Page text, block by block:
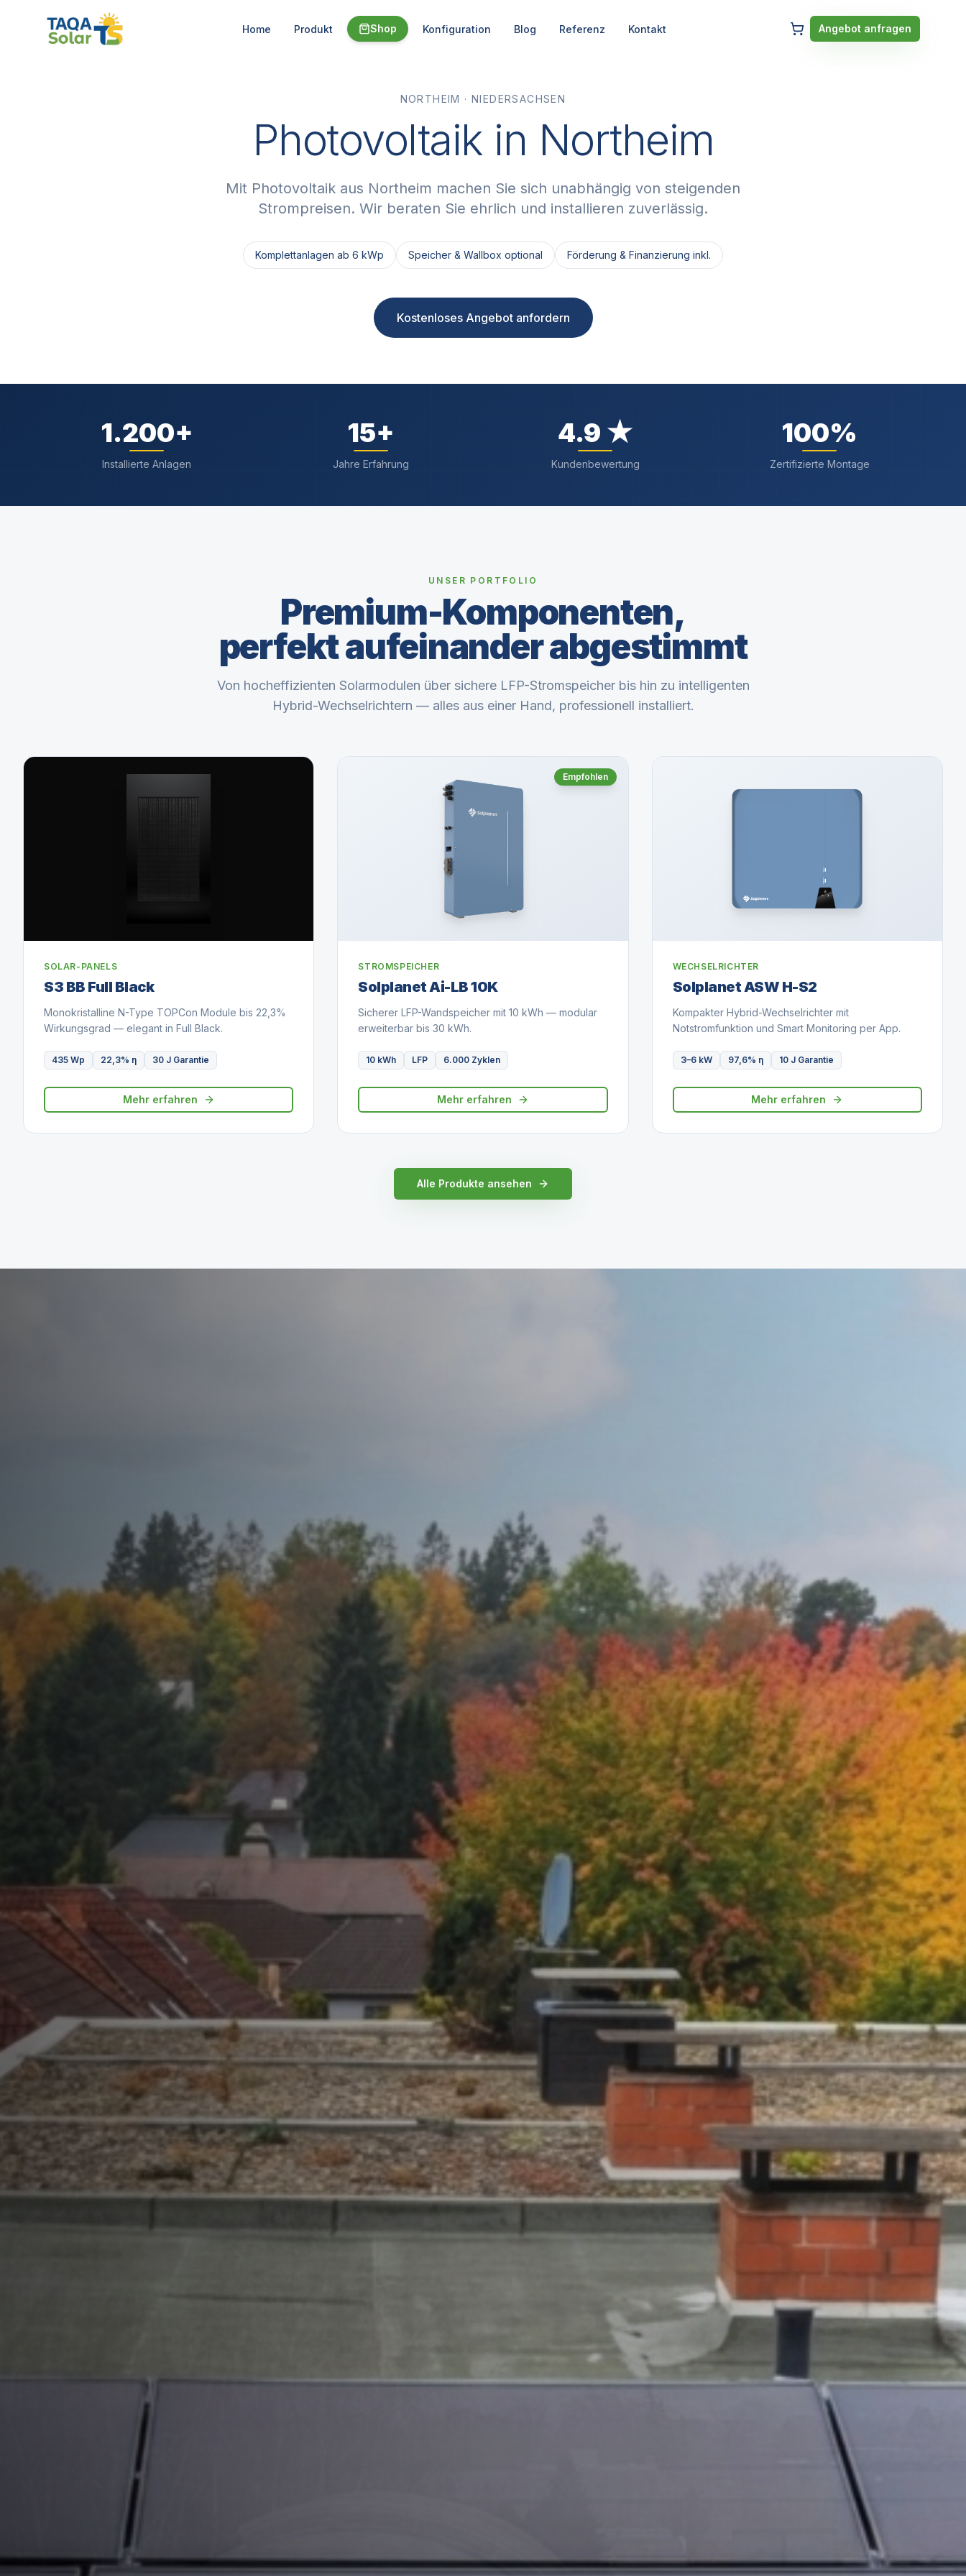
Home Produkt Shop Konfiguration Blog Referenz Kontakt Angebot anfragen
NORTHEIM ·NIEDERSACHSEN
Photovoltaik in Northeim
Mit Photovoltaik aus Northeim machen Sie sich unabhängig von steigenden
Strompreisen. Wir beraten Sie ehrlich und installieren zuverlässig.
Komplettanlagen ab 6 kWp Speicher & Wallbox optional Förderung & Finanzierung inkl.
Kostenloses Angebot anfordern
1.200+
Installierte Anlagen
15+
Jahre Erfahrung
4.9 ★
Kundenbewertung
100%
Zertifizierte Montage
UNSER PORTFOLIO
Premium-Komponenten,
perfekt aufeinander abgestimmt
Von hocheffizienten Solarmodulen über sichere LFP-Stromspeicher bis hin zu intelligenten
Hybrid-Wechselrichtern — alles aus einer Hand, professionell installiert.
SOLAR-PANELS
S3 BB Full Black
Monokristalline N-Type TOPCon Module bis 22,3%
Wirkungsgrad — elegant in Full Black.
435 Wp 22,3% η 30 J Garantie
Mehr erfahren
Empfohlen
STROMSPEICHER
Solplanet Ai-LB 10K
Sicherer LFP-Wandspeicher mit 10 kWh — modular
erweiterbar bis 30 kWh.
10 kWh LFP 6.000 Zyklen
Mehr erfahren
WECHSELRICHTER
Solplanet ASW H-S2
Kompakter Hybrid-Wechselrichter mit
Notstromfunktion und Smart Monitoring per App.
3–6 kW 97,6% η 10 J Garantie
Mehr erfahren
Alle Produkte ansehen